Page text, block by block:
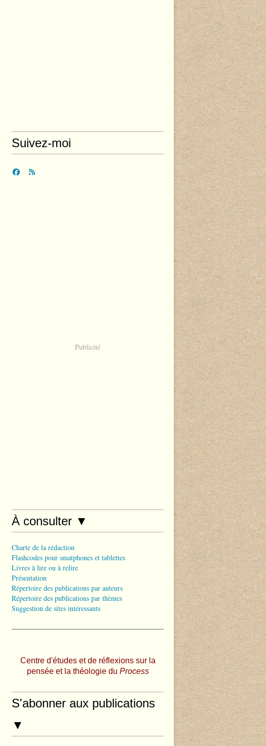
Suivez-moi
Publicité
À consulter ▼
Charte de la rédaction
Flashcodes pour smatphones et tablettes
Livres à lire ou à relire
Présentation
Répertoire des publications par auteurs
Répertoire des publications par thèmes
Suggestion de sites intéressants
Centre d'études et de réflexions sur la
pensée et la théologie du Process
S'abonner aux publications
▼